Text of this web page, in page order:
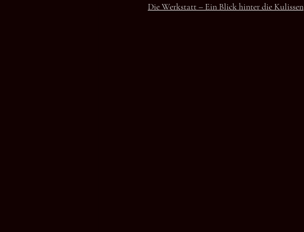
Die Werkstatt – Ein Blick hinter die Kulissen